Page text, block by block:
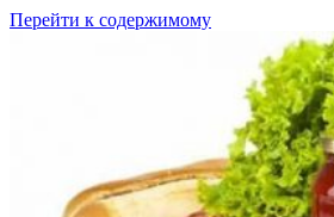
Перейти к содержимому